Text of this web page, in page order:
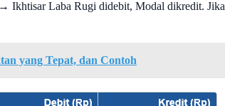
Ikhtisar Laba Rugi didebit, Modal dikredit. Jika
yang Tepat, dan Contoh